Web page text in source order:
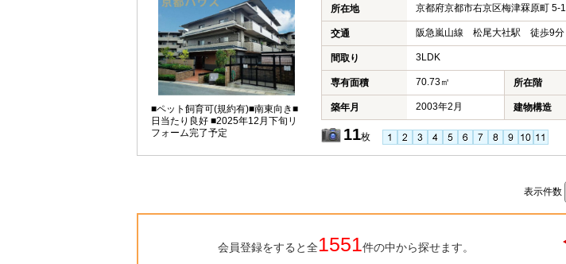
■ペット飼育可(規約有)■南東向き■
日当たり良好 ■2025年12月下旬リ
フォーム完了予定
所在地 京都府京都市右京区梅津罧原町 5-1
交通 阪急嵐山線 松尾大社駅 徒歩9分
間取り 3LDK
専有面積 70.73㎡ 所在階
築年月 2003年2月 建物構造
11枚
表示件数
会員登録をすると全1551件の中から探せます。